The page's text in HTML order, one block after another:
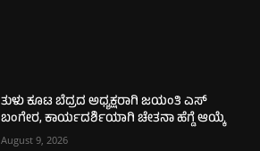
ತುಳು ಕೂಟ ಬೆದ್ರದ ಅಧ್ಯಕ್ಷರಾಗಿ ಜಯಂತಿ ಎಸ್
ಬಂಗೇರ, ಕಾರ್ಯದರ್ಶಿಯಾಗಿ ಚೇತನಾ ಹೆಗ್ಡೆ ಆಯ್ಕೆ
August 9, 2026